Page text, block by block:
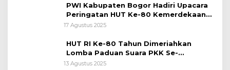
PWI Kabupaten Bogor Hadiri Upacara
Peringatan HUT Ke-80 Kemerdekaan
RI, di Lapangan Tegar Beriman
17 Agustus 2025
HUT RI Ke-80 Tahun Dimeriahkan
Lomba Paduan Suara PKK Se-
Kabupaten Bogor
13 Agustus 2025